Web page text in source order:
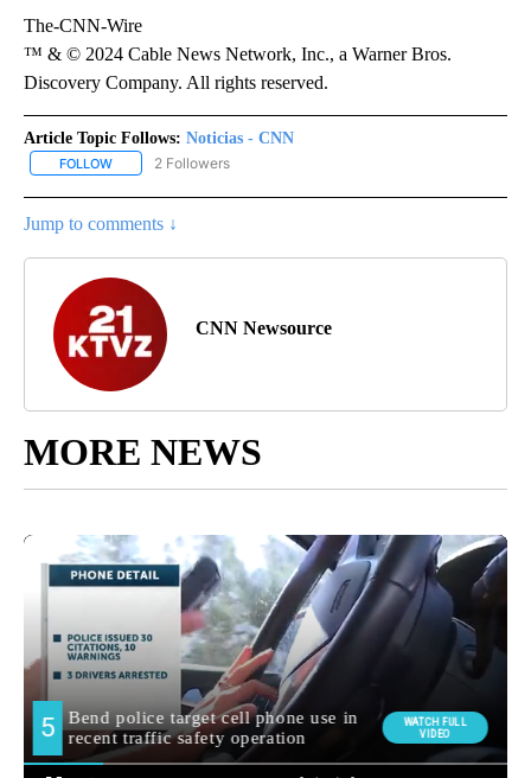
The-CNN-Wire
™ & © 2024 Cable News Network, Inc., a Warner Bros.
Discovery Company. All rights reserved.
Article Topic Follows: Noticias - CNN
FOLLOW FOLLOW "NOTICIAS - CNN" TO RECEIVE NOTIFICATIONS ABOUT
2 Followers
Jump to comments ↓
CNN Newsource
MORE NEWS